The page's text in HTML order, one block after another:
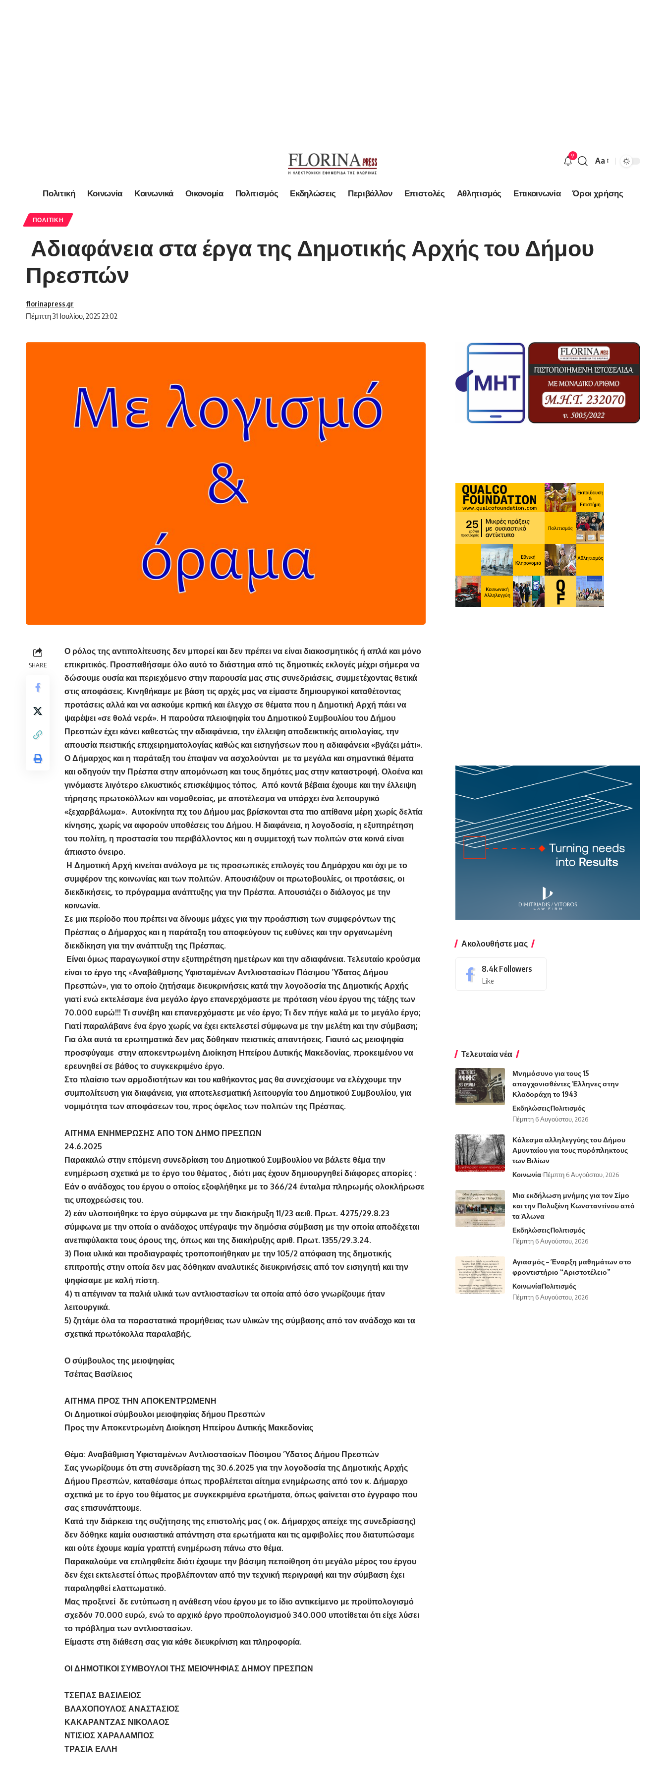
9
Font
Aa
Πολιτική Κοινωνία Κοινωνικά Οικονομία Πολιτισμός Εκδηλώσεις Περιβάλλον Επιστολές Αθλητισμός Επικοινωνία Όροι χρήσης
ΠΟΛΙΤΙΚΉ
Αδιαφάνεια στα έργα της Δημοτικής Αρχής του Δήμου
Πρεσπών
Πέμπτη 31 Ιουλίου, 2025 23:02
florinapress.gr
SHARE
Ο ρόλος της αντιπολίτευσης δεν μπορεί και δεν πρέπει να είναι διακοσμητικός ή απλά και μόνο
επικριτικός. Προσπαθήσαμε όλο αυτό το διάστημα από τις δημοτικές εκλογές μέχρι σήμερα να
δώσουμε ουσία και περιεχόμενο στην παρουσία μας στις συνεδριάσεις, συμμετέχοντας θετικά
στις αποφάσεις. Κινηθήκαμε με βάση τις αρχές μας να είμαστε δημιουργικοί καταθέτοντας
προτάσεις αλλά και να ασκούμε κριτική και έλεγχο σε θέματα που η Δημοτική Αρχή πάει να
ψαρέψει «σε θολά νερά». Η παρούσα πλειοψηφία του Δημοτικού Συμβουλίου του Δήμου
Πρεσπών έχει κάνει καθεστώς την αδιαφάνεια, την έλλειψη αποδεικτικής αιτιολογίας, την
απουσία πειστικής επιχειρηματολογίας καθώς και εισηγήσεων που η αδιαφάνεια «βγάζει μάτι».
Ο Δήμαρχος και η παράταξη του έπαψαν να ασχολούνται με τα μεγάλα και σημαντικά θέματα
και οδηγούν την Πρέσπα στην απομόνωση και τους δημότες μας στην καταστροφή. Ολοένα και
γινόμαστε λιγότερο ελκυστικός επισκέψιμος τόπος. Από κοντά βέβαια έχουμε και την έλλειψη
τήρησης πρωτοκόλλων και νομοθεσίας, με αποτέλεσμα να υπάρχει ένα λειτουργικό
«ξεχαρβάλωμα». Αυτοκίνητα πχ του Δήμου μας βρίσκονται στα πιο απίθανα μέρη χωρίς δελτία
κίνησης, χωρίς να αφορούν υποθέσεις του Δήμου. Η διαφάνεια, η λογοδοσία, η εξυπηρέτηση
του πολίτη, η προστασία του περιβάλλοντος και η συμμετοχή των πολιτών στα κοινά είναι
άπιαστο όνειρο.
Η Δημοτική Αρχή κινείται ανάλογα με τις προσωπικές επιλογές του Δημάρχου και όχι με το
συμφέρον της κοινωνίας και των πολιτών. Απουσιάζουν οι πρωτοβουλίες, οι προτάσεις, οι
διεκδικήσεις, το πρόγραμμα ανάπτυξης για την Πρέσπα. Απουσιάζει ο διάλογος με την
κοινωνία.
Σε μια περίοδο που πρέπει να δίνουμε μάχες για την προάσπιση των συμφερόντων της
Πρέσπας ο Δήμαρχος και η παράταξη του αποφεύγουν τις ευθύνες και την οργανωμένη
διεκδίκηση για την ανάπτυξη της Πρέσπας.
Είναι όμως παραγωγικοί στην εξυπηρέτηση ημετέρων και την αδιαφάνεια. Τελευταίο κρούσμα
είναι το έργο της «Αναβάθμισης Υφισταμένων Αντλιοστασίων Πόσιμου Ύδατος Δήμου
Πρεσπών», για το οποίο ζητήσαμε διευκρινήσεις κατά την λογοδοσία της Δημοτικής Αρχής
γιατί ενώ εκτελέσαμε ένα μεγάλο έργο επανερχόμαστε με πρόταση νέου έργου της τάξης των
70.000 ευρώ!!! Τι συνέβη και επανερχόμαστε με νέο έργο; Τι δεν πήγε καλά με το μεγάλο έργο;
Γιατί παραλάβανε ένα έργο χωρίς να έχει εκτελεστεί σύμφωνα με την μελέτη και την σύμβαση;
Για όλα αυτά τα ερωτηματικά δεν μας δόθηκαν πειστικές απαντήσεις. Γιαυτό ως μειοψηφία
προσφύγαμε στην αποκεντρωμένη Διοίκηση Ηπείρου Δυτικής Μακεδονίας, προκειμένου να
ερευνηθεί σε βάθος το συγκεκριμένο έργο.
Στο πλαίσιο των αρμοδιοτήτων και του καθήκοντος μας θα συνεχίσουμε να ελέγχουμε την
συμπολίτευση για διαφάνεια, για αποτελεσματική λειτουργία του Δημοτικού Συμβουλίου, για
νομιμότητα των αποφάσεων του, προς όφελος των πολιτών της Πρέσπας.
ΑΙΤΗΜΑ ΕΝΗΜΕΡΩΣΗΣ ΑΠΟ ΤΟΝ ΔΗΜΟ ΠΡΕΣΠΩΝ
24.6.2025
Παρακαλώ στην επόμενη συνεδρίαση του Δημοτικού Συμβουλίου να βάλετε θέμα την
ενημέρωση σχετικά με το έργο του θέματος , διότι μας έχουν δημιουργηθεί διάφορες απορίες :
Εάν ο ανάδοχος του έργου ο οποίος εξοφλήθηκε με το 366/24 ένταλμα πληρωμής ολοκλήρωσε
τις υποχρεώσεις του.
2) εάν υλοποιήθηκε το έργο σύμφωνα με την διακήρυξη 11/23 αειθ. Πρωτ. 4275/29.8.23
σύμφωνα με την οποία ο ανάδοχος υπέγραψε την δημόσια σύμβαση με την οποία αποδέχεται
ανεπιφύλακτα τους όρους της, όπως και της διακήρυξης αριθ. Πρωτ. 1355/29.3.24.
3) Ποια υλικά και προδιαγραφές τροποποιήθηκαν με την 105/2 απόφαση της δημοτικής
επιτροπής στην οποία δεν μας δόθηκαν αναλυτικές διευκρινήσεις από τον εισηγητή και την
ψηφίσαμε με καλή πίστη.
4) τι απέγιναν τα παλιά υλικά των αντλιοστασίων τα οποία από όσο γνωρίζουμε ήταν
λειτουργικά.
5) ζητάμε όλα τα παραστατικά προμήθειας των υλικών της σύμβασης από τον ανάδοχο και τα
σχετικά πρωτόκολλα παραλαβής.
Ο σύμβουλος της μειοψηφίας
Τσέπας Βασίλειος
ΑΙΤΗΜΑ ΠΡΟΣ ΤΗΝ ΑΠΟΚΕΝΤΡΩΜΕΝΗ
Οι Δημοτικοί σύμβουλοι μειοψηφίας δήμου Πρεσπών
Προς την Αποκεντρωμένη Διοίκηση Ηπείρου Δυτικής Μακεδονίας
Θέμα: Αναβάθμιση Υφισταμένων Αντλιοστασίων Πόσιμου Ύδατος Δήμου Πρεσπών
Σας γνωρίζουμε ότι στη συνεδρίαση της 30.6.2025 για την λογοδοσία της Δημοτικής Αρχής
Δήμου Πρεσπών, καταθέσαμε όπως προβλέπεται αίτημα ενημέρωσης από τον κ. Δήμαρχο
σχετικά με το έργο του θέματος με συγκεκριμένα ερωτήματα, όπως φαίνεται στο έγγραφο που
σας επισυνάπτουμε.
Κατά την διάρκεια της συζήτησης της επιστολής μας ( οκ. Δήμαρχος απείχε της συνεδρίασης)
δεν δόθηκε καμία ουσιαστικά απάντηση στα ερωτήματα και τις αμφιβολίες που διατυπώσαμε
και ούτε έχουμε καμία γραπτή ενημέρωση πάνω στο θέμα.
Παρακαλούμε να επιληφθείτε διότι έχουμε την βάσιμη πεποίθηση ότι μεγάλο μέρος του έργου
δεν έχει εκτελεστεί όπως προβλέπονταν από την τεχνική περιγραφή και την σύμβαση έχει
παραληφθεί ελαττωματικό.
Μας προξενεί δε εντύπωση η ανάθεση νέου έργου με το ίδιο αντικείμενο με προϋπολογισμό
σχεδόν 70.000 ευρώ, ενώ το αρχικό έργο προϋπολογισμού 340.000 υποτίθεται ότι είχε λύσει
το πρόβλημα των αντλιοστασίων.
Είμαστε στη διάθεση σας για κάθε διευκρίνιση και πληροφορία.
ΟΙ ΔΗΜΟΤΙΚΟΙ ΣΥΜΒΟΥΛΟΙ ΤΗΣ ΜΕΙΟΨΗΦΙΑΣ ΔΗΜΟΥ ΠΡΕΣΠΩΝ
ΤΣΕΠΑΣ ΒΑΣΙΛΕΙΟΣ
ΒΛΑΧΟΠΟΥΛΟΣ ΑΝΑΣΤΑΣΙΟΣ
ΚΑΚΑΡΑΝΤΖΑΣ ΝΙΚΟΛΑΟΣ
ΝΤΙΣΙΟΣ ΧΑΡΑΛΑΜΠΟΣ
ΤΡΑΣΙΑ ΕΛΛΗ
Ακολουθήστε μας
8.4k Followers
Like
Τελευταία νέα
Μνημόσυνο για τους 15
απαγχονισθέντες Έλληνες στην
Κλαδοράχη το 1943
ΕκδηλώσειςΠολιτισμός
Πέμπτη 6 Αυγούστου, 2026
Κάλεσμα αλληλεγγύης του Δήμου
Αμυνταίου για τους πυρόπληκτους
των Βιλίων
Κοινωνία Πέμπτη 6 Αυγούστου, 2026
Μια εκδήλωση μνήμης για τον Σίμο
και την Πολυξένη Κωνσταντίνου από
τα Άλωνα
ΕκδηλώσειςΠολιτισμός
Πέμπτη 6 Αυγούστου, 2026
Αγιασμός – Έναρξη μαθημάτων στο
φροντιστήριο “Αριστοτέλειο”
ΚοινωνίαΠολιτισμός
Πέμπτη 6 Αυγούστου, 2026